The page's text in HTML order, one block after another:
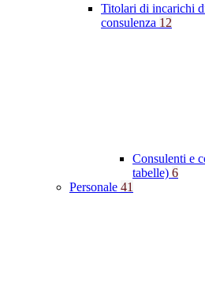
Titolari di incarichi
consulenza 12
Consulenti e
tabelle) 6
Personale 41